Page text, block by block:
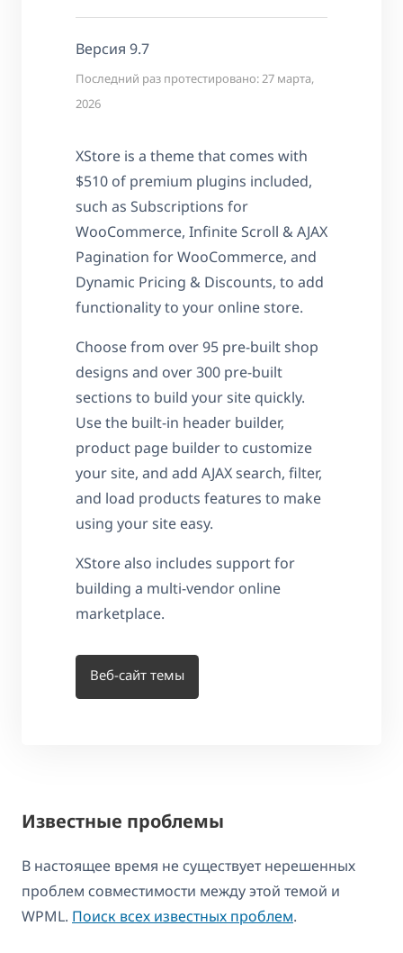
Версия 9.7
Последний раз протестировано: 27 марта,
2026
XStore is a theme that comes with
$510 of premium plugins included,
such as Subscriptions for
WooCommerce, Infinite Scroll & AJAX
Pagination for WooCommerce, and
Dynamic Pricing & Discounts, to add
functionality to your online store.
Choose from over 95 pre-built shop
designs and over 300 pre-built
sections to build your site quickly.
Use the built-in header builder,
product page builder to customize
your site, and add AJAX search, filter,
and load products features to make
using your site easy.
XStore also includes support for
building a multi-vendor online
marketplace.
Веб-сайт темы
Известные проблемы
В настоящее время не существует нерешенных
проблем совместимости между этой темой и
WPML. Поиск всех известных проблем.